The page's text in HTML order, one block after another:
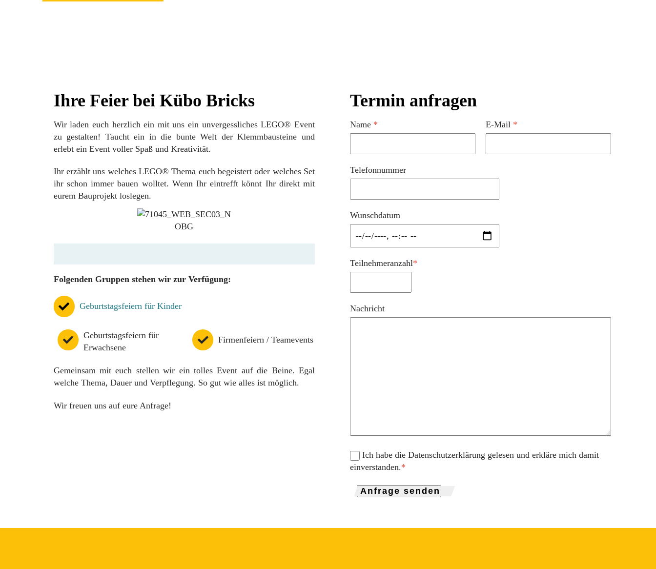
Ihre Feier bei Kübo Bricks
Wir laden euch herzlich ein mit uns ein unvergessliches LEGO® Event
zu gestalten! Taucht ein in die bunte Welt der Klemmbausteine und
erlebt ein Event voller Spaß und Kreativität.
Ihr erzählt uns welches LEGO® Thema euch begeistert oder welches Set
ihr schon immer bauen wolltet. Wenn Ihr eintrefft könnt Ihr direkt mit
eurem Bauprojekt loslegen.
Folgenden Gruppen stehen wir zur Verfügung:
Geburtstagsfeiern für Kinder
Geburtstagsfeiern für
Erwachsene
Firmenfeiern / Teamevents
Gemeinsam mit euch stellen wir ein tolles Event auf die Beine. Egal
welche Thema, Dauer und Verpflegung. So gut wie alles ist möglich.
Wir freuen uns auf eure Anfrage!
Termin anfragen
Name * E-Mail *
Telefonnummer
Wunschdatum
Teilnehmeranzahl*
Nachricht
Ich habe die Datenschutzerklärung gelesen und erkläre mich damit
einverstanden.*
Anfrage senden